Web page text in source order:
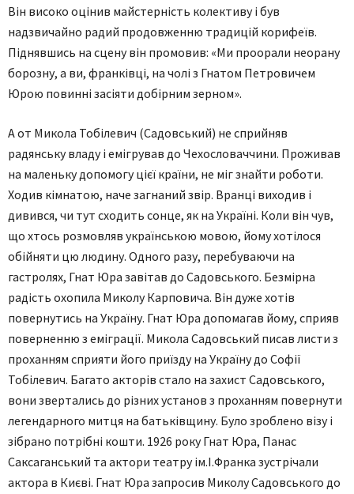
Він високо оцінив майстерність колективу і був
надзвичайно радий продовженню традицій корифеїв.
Піднявшись на сцену він промовив: «Ми проорали неорану
борозну, а ви, франківці, на чолі з Гнатом Петровичем
Юрою повинні засіяти добірним зерном».
А от Микола Тобілевич (Садовський) не сприйняв
радянську владу і емігрував до Чехословаччини. Проживав
на маленьку допомогу цієї країни, не міг знайти роботи.
Ходив кімнатою, наче загнаний звір. Вранці виходив і
дивився, чи тут сходить сонце, як на Україні. Коли він чув,
що хтось розмовляв українською мовою, йому хотілося
обійняти цю людину. Одного разу, перебуваючи на
гастролях, Гнат Юра завітав до Садовського. Безмірна
радість охопила Миколу Карповича. Він дуже хотів
повернутись на Україну. Гнат Юра допомагав йому, сприяв
поверненню з еміграції. Микола Садовський писав листи з
проханням сприяти його приїзду на Україну до Софії
Тобілевич. Багато акторів стало на захист Садовського,
вони звертались до різних установ з проханням повернути
легендарного митця на батьківщину. Було зроблено візу і
зібрано потрібні кошти. 1926 року Гнат Юра, Панас
Саксаганський та актори театру ім.І.Франка зустрічали
актора в Києві. Гнат Юра запросив Миколу Садовського до